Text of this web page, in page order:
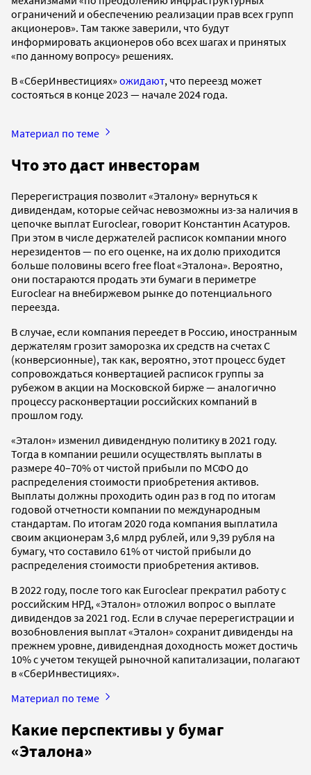
ограничений и обеспечению реализации прав всех групп
акционеров». Там также заверили, что будут
информировать акционеров обо всех шагах и принятых
«по данному вопросу» решениях.
В «СберИнвестициях» ожидают, что переезд может
состояться в конце 2023 — начале 2024 года.
Материал по теме
Что это даст инвесторам
Перерегистрация позволит «Эталону» вернуться к
дивидендам, которые сейчас невозможны из-за наличия в
цепочке выплат Euroclear, говорит Константин Асатуров.
При этом в числе держателей расписок компании много
нерезидентов — по его оценке, на их долю приходится
больше половины всего free float «Эталона». Вероятно,
они постараются продать эти бумаги в периметре
Euroclear на внебиржевом рынке до потенциального
переезда.
В случае, если компания переедет в Россию, иностранным
держателям грозит заморозка их средств на счетах С
(конверсионные), так как, вероятно, этот процесс будет
сопровождаться конвертацией расписок группы за
рубежом в акции на Московской бирже — аналогично
процессу расконвертации российских компаний в
прошлом году.
«Эталон» изменил дивидендную политику в 2021 году.
Тогда в компании решили осуществлять выплаты в
размере 40–70% от чистой прибыли по МСФО до
распределения стоимости приобретения активов.
Выплаты должны проходить один раз в год по итогам
годовой отчетности компании по международным
стандартам. По итогам 2020 года компания выплатила
своим акционерам 3,6 млрд рублей, или 9,39 рубля на
бумагу, что составило 61% от чистой прибыли до
распределения стоимости приобретения активов.
В 2022 году, после того как Euroclear прекратил работу с
российским НРД, «Эталон» отложил вопрос о выплате
дивидендов за 2021 год. Если в случае перерегистрации и
возобновления выплат «Эталон» сохранит дивиденды на
прежнем уровне, дивидендная доходность может достичь
10% с учетом текущей рыночной капитализации, полагают
в «СберИнвестициях».
Материал по теме
Какие перспективы у бумаг
«Эталона»